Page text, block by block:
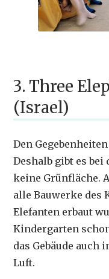
3. Three
(Israel)
Den
Deshalb gibt es
keine Grünfläche.
alle Bauwerke des
Elefanten erbaut
Kindergarten
das Gebäude
Luft.